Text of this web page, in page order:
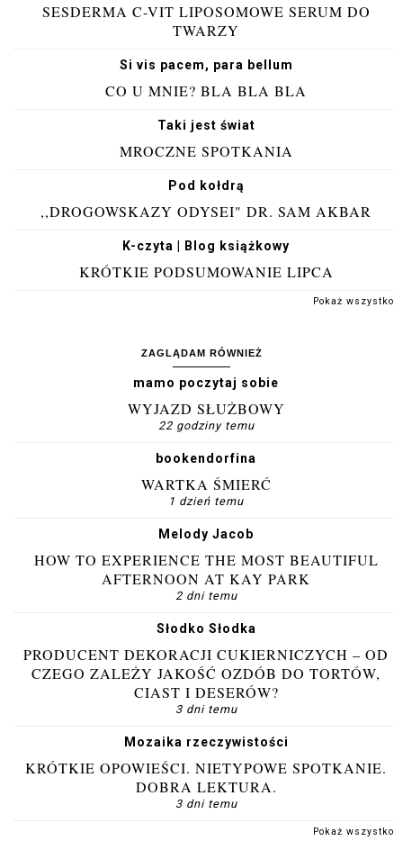
SESDERMA C-VIT LIPOSOMOWE SERUM DO
TWARZY
Si vis pacem, para bellum
CO U MNIE? BLA BLA BLA
Taki jest świat
MROCZNE SPOTKANIA
Pod kołdrą
,,DROGOWSKAZY ODYSEI" DR. SAM AKBAR
K-czyta | Blog książkowy
KRÓTKIE PODSUMOWANIE LIPCA
Pokaż wszystko
ZAGLĄDAM RÓWNIEŻ
mamo poczytaj sobie
WYJAZD SŁUŻBOWY
22 godziny temu
bookendorfina
WARTKA ŚMIERĆ
1 dzień temu
Melody Jacob
HOW TO EXPERIENCE THE MOST BEAUTIFUL
AFTERNOON AT KAY PARK
2 dni temu
Słodko Słodka
PRODUCENT DEKORACJI CUKIERNICZYCH – OD
CZEGO ZALEŻY JAKOŚĆ OZDÓB DO TORTÓW,
CIAST I DESERÓW?
3 dni temu
Mozaika rzeczywistości
KRÓTKIE OPOWIEŚCI. NIETYPOWE SPOTKANIE.
DOBRA LEKTURA.
3 dni temu
Pokaż wszystko